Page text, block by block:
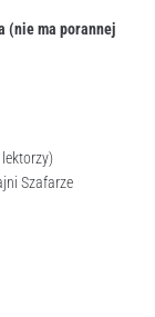
(nie ma porannej
Szafarze